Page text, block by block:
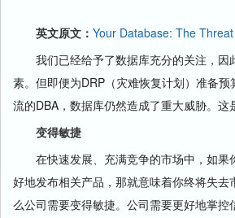
英文原文： Your Database: The
我们已经给予了数据库充分的关注，因
素。但即便为DRP（灾难恢复计划）准备
流的DBA，数据库仍然造成了重大威胁。这
变得敏捷
在快速发展、充满竞争的市场中，如果
好地发布相关产品，那就意味着你终将失去
么公司需要变得敏捷。公司需要更好地掌控